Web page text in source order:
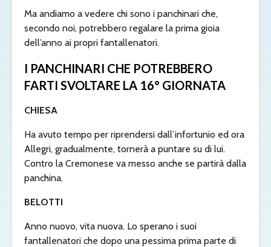
Ma andiamo a vedere chi sono i panchinari che,
secondo noi, potrebbero regalare la prima gioia
dell’anno ai propri fantallenatori.
I PANCHINARI CHE POTREBBERO
FARTI SVOLTARE LA 16° GIORNATA
CHIESA
Ha avuto tempo per riprendersi dall’infortunio ed ora
Allegri, gradualmente, tornerà a puntare su di lui.
Contro la Cremonese va messo anche se partirà dalla
panchina.
BELOTTI
Anno nuovo, vita nuova. Lo sperano i suoi
fantallenatori che dopo una pessima prima parte di